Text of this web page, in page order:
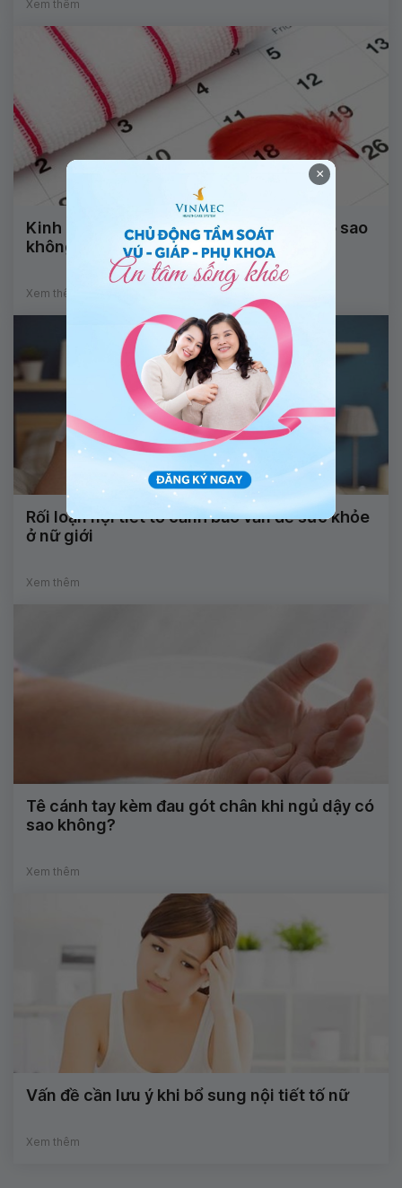
Xem thêm
Kinh nguyệt thất thường sau sinh mổ có sao
không?
Xem thêm
Rối loạn nội tiết tố cảnh báo vấn đề sức khỏe
ở nữ giới
Xem thêm
Tê cánh tay kèm đau gót chân khi ngủ dậy có
sao không?
Xem thêm
Vấn đề cần lưu ý khi bổ sung nội tiết tố nữ
Xem thêm
×